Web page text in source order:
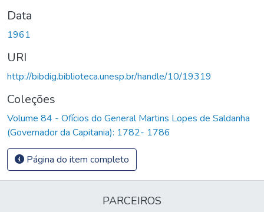
Data
1961
URI
http://bibdig.biblioteca.unesp.br/handle/10/19319
Coleções
Volume 84 - Ofícios do General Martins Lopes de Saldanha
(Governador da Capitania): 1782- 1786
Página do item completo
PARCEIROS